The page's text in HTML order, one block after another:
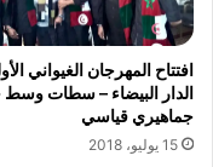
ت
ح
ا
ص
م
ا
ل
ج
ي
ن
افتتاح المهرجان الغيواني
الدار البيضاء – سطات
جماهيري قياسي
15 يوليو، 2018